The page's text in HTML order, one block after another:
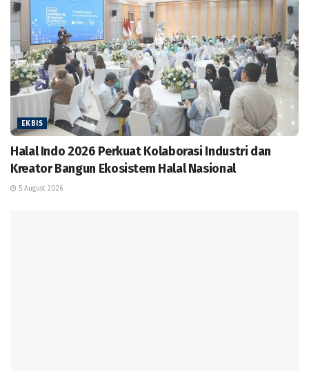
EKBIS
Halal Indo 2026 Perkuat Kolaborasi Industri dan
Kreator Bangun Ekosistem Halal Nasional
5 August 2026